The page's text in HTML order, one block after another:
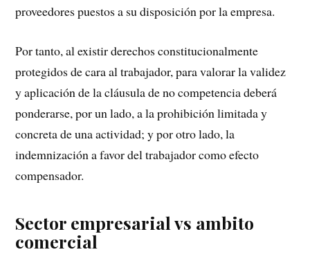
proveedores puestos a su disposición por la empresa.
Por tanto, al existir derechos constitucionalmente
protegidos de cara al trabajador, para valorar la validez
y aplicación de la cláusula de no competencia deberá
ponderarse, por un lado, a la prohibición limitada y
concreta de una actividad; y por otro lado, la
indemnización a favor del trabajador como efecto
compensador.
Sector empresarial vs ambito
comercial